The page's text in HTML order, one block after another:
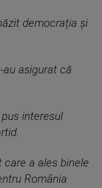
democrația și
asigurat că
interesul
a ales binele
România